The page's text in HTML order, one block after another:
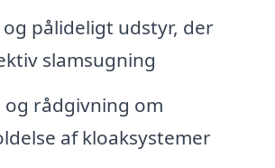
pålideligt udstyr, der
slamsugning
og rådgivning om
af kloaksystemer